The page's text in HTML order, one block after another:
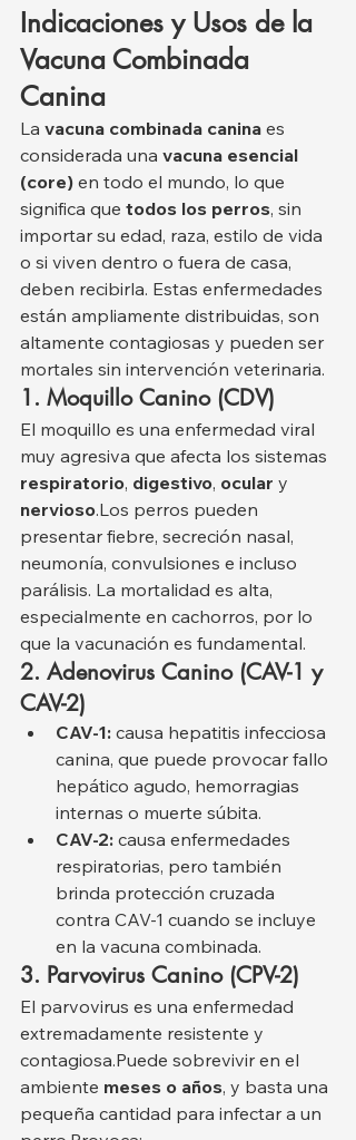
Indicaciones y Usos de la
Vacuna Combinada
Canina
La vacuna combinada canina es
considerada una vacuna esencial
(core) en todo el mundo, lo que
significa que todos los perros, sin
importar su edad, raza, estilo de vida
o si viven dentro o fuera de casa,
deben recibirla. Estas enfermedades
están ampliamente distribuidas, son
altamente contagiosas y pueden ser
mortales sin intervención veterinaria.
1. Moquillo Canino (CDV)
El moquillo es una enfermedad viral
muy agresiva que afecta los sistemas
respiratorio, digestivo, ocular y
nervioso.Los perros pueden
presentar fiebre, secreción nasal,
neumonía, convulsiones e incluso
parálisis. La mortalidad es alta,
especialmente en cachorros, por lo
que la vacunación es fundamental.
2. Adenovirus Canino (CAV-1 y
CAV-2)
CAV-1: causa hepatitis infecciosa
canina, que puede provocar fallo
hepático agudo, hemorragias
internas o muerte súbita.
CAV-2: causa enfermedades
respiratorias, pero también
brinda protección cruzada
contra CAV-1 cuando se incluye
en la vacuna combinada.
3. Parvovirus Canino (CPV-2)
El parvovirus es una enfermedad
extremadamente resistente y
contagiosa.Puede sobrevivir en el
ambiente meses o años, y basta una
pequeña cantidad para infectar a un